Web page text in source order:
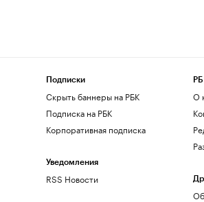
Подписки
Скрыть баннеры на РБК
Подписка на РБК
Корпоративная подписка
Уведомления
RSS Новости
О